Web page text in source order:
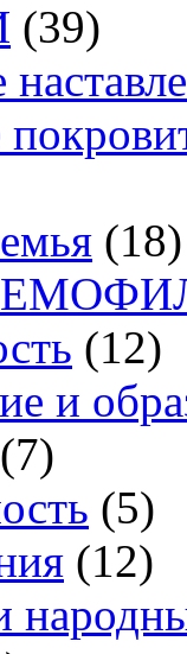
(39)
(18)
(12)
и
(7)
(5)
(12)